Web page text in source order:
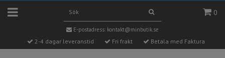
0
E-postadress: kontakt@minbutik.se
2-4 dagar leveranstid Fri frakt Betala med Faktura